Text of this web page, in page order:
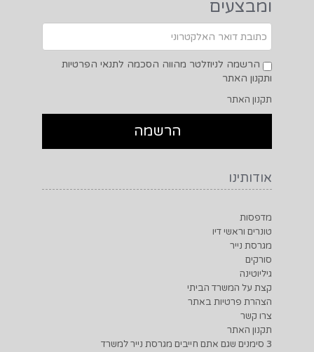
ומבצעים
הרשמה לניוזלטר מהווה הסכמה לתנאי הפרטיות
ותקנון האתר
תקנון האתר
אודותינו
מדפסות
טונרים וראשי דיו
מגרסת נייר
סורקים
גיליוטינה
קצת על המשרד הביתי
הצהרת פרטיות באתר
צרו קשר
תקנון האתר
3 סימנים שגם אתם חייבים מגרסת נייר למשרד